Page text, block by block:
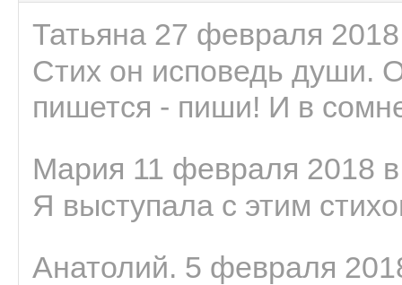
Татьяна 27 февраля
Стих он исповедь души.
пишется - пиши! И в
Мария 11 февраля 2018
Я выступала с этим
Анатолий. 5 февраля